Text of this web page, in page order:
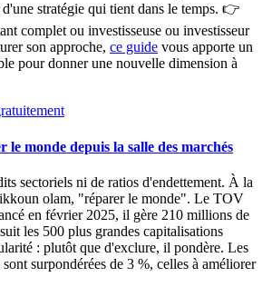
stratégie qui tient dans le temps. 👉
complet ou investisseuse ou investisseur
son approche, ce guide vous apporte un
pour donner une nouvelle dimension à
monde depuis la salle des marchés
sectoriels ni de ratios d'endettement. À la
olam, "réparer le monde". Le TOV
en février 2025, il gère 210 millions de
les 500 plus grandes capitalisations
: plutôt que d'exclure, il pondère. Les
surpondérées de 3 %, celles à améliorer